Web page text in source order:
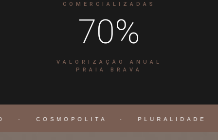
COMERCIALIZADAS
70%
VALORIZAÇÃO ANUAL
PRAIA BRAVA
· COSMOPOLITA · PLURALIDADE